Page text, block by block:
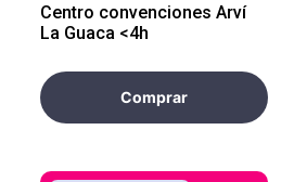
Centro convenciones Arví
La Guaca <4h
Comprar